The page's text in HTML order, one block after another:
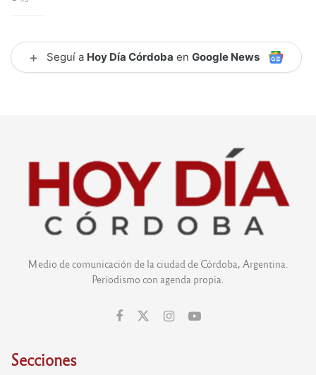
+ Seguí a Hoy Día Córdoba en Google News
Medio de comunicación de la ciudad de Córdoba, Argentina.
Periodismo con agenda propia.
Secciones